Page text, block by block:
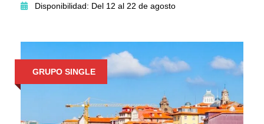
Disponibilidad: Del 12 al 22 de agosto
GRUPO SINGLE